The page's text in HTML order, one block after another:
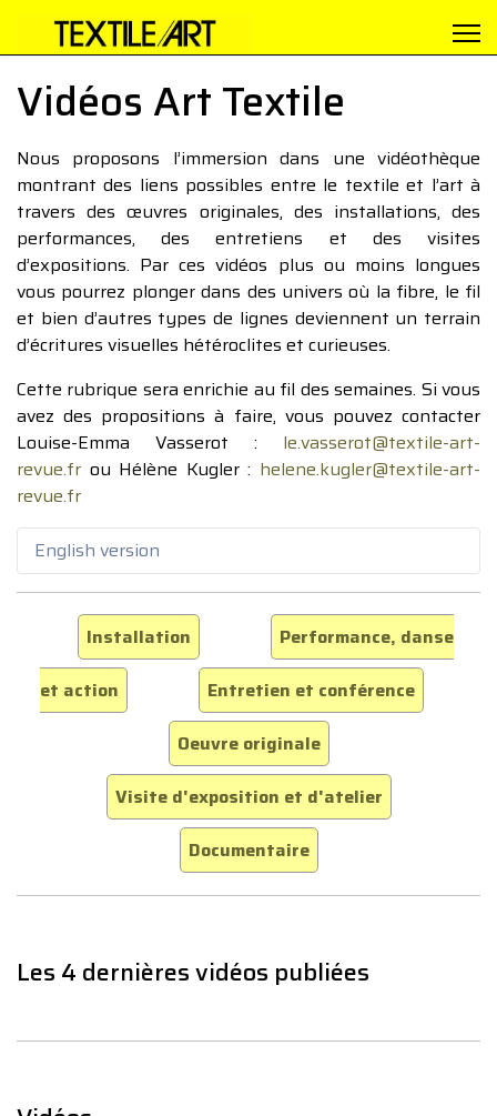
Vidéos Art Textile
Nous proposons l’immersion dans une vidéothèque
montrant des liens possibles entre le textile et l’art à
travers des œuvres originales, des installations, des
performances, des entretiens et des visites
d’expositions. Par ces vidéos plus ou moins longues
vous pourrez plonger dans des univers où la fibre, le fil
et bien d’autres types de lignes deviennent un terrain
d’écritures visuelles hétéroclites et curieuses.
Cette rubrique sera enrichie au fil des semaines. Si vous
avez des propositions à faire, vous pouvez contacter
Louise-Emma Vasserot : le.vasserot@textile-art-
revue.fr ou Hélène Kugler : helene.kugler@textile-art-
revue.fr
English version
Installation
Performance, danse
et action
Entretien et conférence
Oeuvre originale
Visite d'exposition et d'atelier
Documentaire
Les 4 dernières vidéos publiées